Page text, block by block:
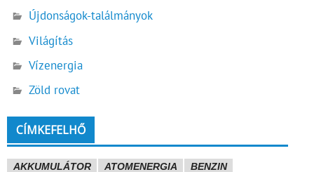
Újdonságok-találmányok
Világítás
Vízenergia
Zöld rovat
CÍMKEFELHŐ
AKKUMULÁTOR ATOMENERGIA
BENZIN